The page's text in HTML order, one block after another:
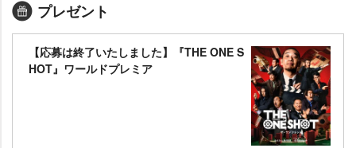
プレゼント
【応募は終了いたしました】『THE ONE S
HOT』ワールドプレミア